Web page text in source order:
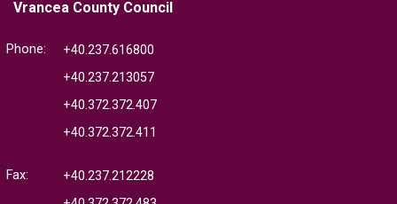
Vrancea County Council
Phone:
+40.237.616800
+40.237.213057
+40.372.372.407
+40.372.372.411
Fax:
+40.237.212228